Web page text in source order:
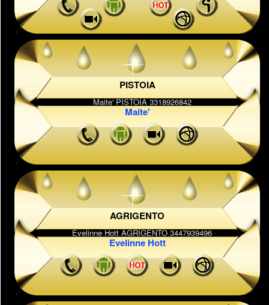
PISTOIA
Maite'
AGRIGENTO
Evelinne Hott